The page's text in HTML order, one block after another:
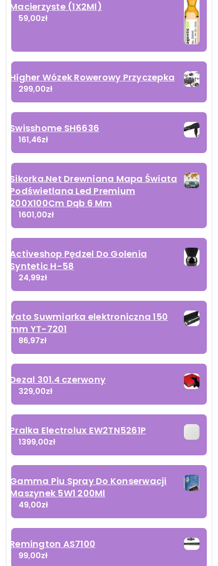
Macierzyste (1X2Ml)
59,00zł
Higher Wózek Rowerowy Przyczepka
299,00zł
Swisshome SH6636
161,46zł
Sikorka.Net Drewniana Mapa Świata
Podświetlana Led Premium
200X100Cm Dąb 6 Mm
1601,00zł
Activeshop Pędzel Do Golenia
Syntetic H-58
24,99zł
Yato Suwmiarka elektroniczna 150
mm YT-7201
86,97zł
Dezal 301.4 czerwony
329,00zł
Pralka Electrolux EW2TN5261P
1399,00zł
Gamma Piu Spray Do Konserwacji
Maszynek 5W1 200Ml
49,00zł
Remington AS7100
99,00zł